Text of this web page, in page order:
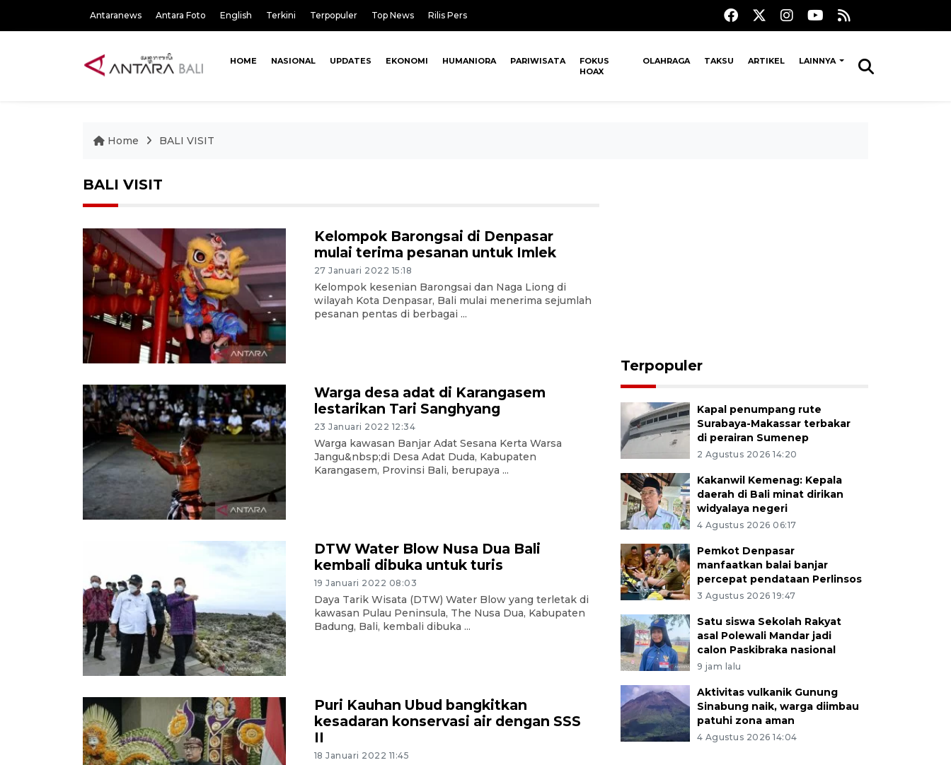
Antaranews Antara Foto English Terkini Terpopuler Top News Rilis Pers
HOME NASIONAL UPDATES EKONOMI HUMANIORA PARIWISATA
FOKUS
HOAX
OLAHRAGA TAKSU ARTIKEL LAINNYA
Home BALI VISIT
BALI VISIT
Kelompok Barongsai di Denpasar
mulai terima pesanan untuk Imlek
27 Januari 2022 15:18
Kelompok kesenian Barongsai dan Naga Liong di
wilayah Kota Denpasar, Bali mulai menerima sejumlah
pesanan pentas di berbagai ...
Warga desa adat di Karangasem
lestarikan Tari Sanghyang
23 Januari 2022 12:34
Warga kawasan Banjar Adat Sesana Kerta Warsa
Jangu&nbsp;di Desa Adat Duda, Kabupaten
Karangasem, Provinsi Bali, berupaya ...
DTW Water Blow Nusa Dua Bali
kembali dibuka untuk turis
19 Januari 2022 08:03
Daya Tarik Wisata (DTW) Water Blow yang terletak di
kawasan Pulau Peninsula, The Nusa Dua, Kabupaten
Badung, Bali, kembali dibuka ...
Puri Kauhan Ubud bangkitkan
kesadaran konservasi air dengan SSS
II
18 Januari 2022 11:45
Terpopuler
Kapal penumpang rute
Surabaya-Makassar terbakar
di perairan Sumenep
2 Agustus 2026 14:20
Kakanwil Kemenag: Kepala
daerah di Bali minat dirikan
widyalaya negeri
4 Agustus 2026 06:17
Pemkot Denpasar
manfaatkan balai banjar
percepat pendataan Perlinsos
3 Agustus 2026 19:47
Satu siswa Sekolah Rakyat
asal Polewali Mandar jadi
calon Paskibraka nasional
9 jam lalu
Aktivitas vulkanik Gunung
Sinabung naik, warga diimbau
patuhi zona aman
4 Agustus 2026 14:04